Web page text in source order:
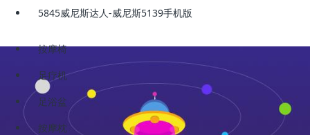
5845威尼斯达人-威尼斯5139手机版
按摩椅
足疗机
足浴盆
按摩枕